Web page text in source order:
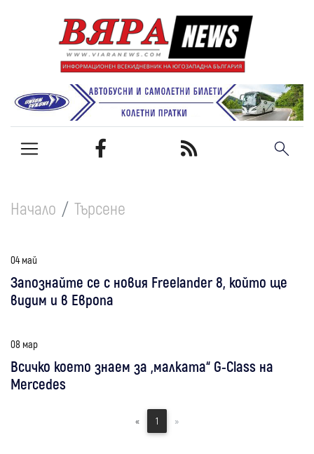
Начало Търсене
04 май
Запознайте се с новия Freelander 8, който ще
видим и в Европа
08 мар
Всичко което знаем за „малката“ G-Class на
Mercedes
« 1 »